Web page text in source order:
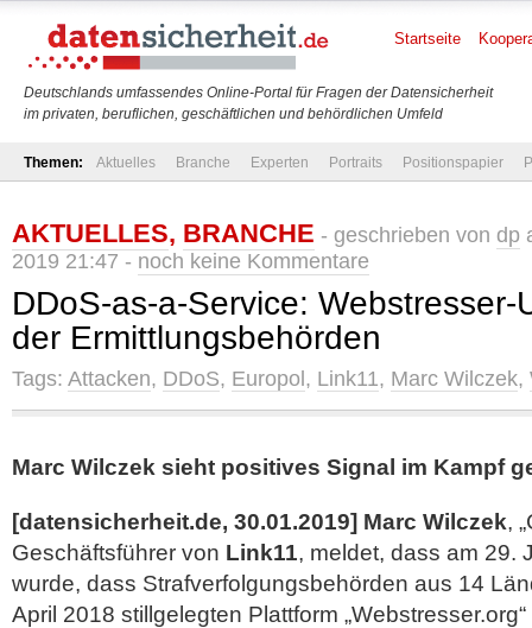
Deutschlands umfassendes Online-Portal für Fragen der Datensicherheit
im privaten, beruflichen, geschäftlichen und behördlichen Umfeld
Startseite
Themen: Aktuelles Branche Experten Portraits Positionspapier
AKTUELLES, BRANCHE - geschrieben von dp
2019 21:47 - noch keine Kommentare
DDoS-as-a-Service: Webstresser-
der Ermittlungsbehörden
Tags: Attacken, DDoS, Europol , Link11, Marc Wilczek,
Marc Wilczek sieht positives Signal im Kampf
[datensicherheit.de, 30.01.2019] Marc Wilczek,
Geschäftsführer von Link11, meldet, dass am 29.
wurde, dass Strafverfolgungsbehörden aus 14
April 2018 stillgelegten Plattform